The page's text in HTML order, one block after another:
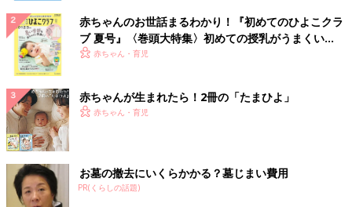
必要なものがわかったところで、おむつの替え方を詳しく紹介し
ていきます。
赤ちゃんのお世話まるわかり！『初めてのひよこクラ
ブ 夏号』〈巻頭大特集〉初めての授乳がうまくい
く！ おっぱい・ミルクの基本と夏のトラブル 解決テ
赤ちゃん・育児
赤ちゃんが生まれたら！2冊の「たまひよ」
赤ちゃん・育児
お墓の撤去にいくらかかる？墓じまい費用
PR(くらしの話題)